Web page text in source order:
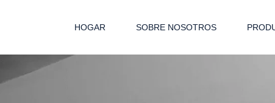
HOGAR SOBRE NOSOTROS